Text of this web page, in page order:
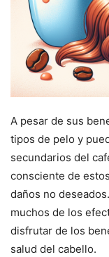
A pesar de sus
tipos de pelo y
secundarios del
consciente de
daños no
muchos de los
disfrutar de los
salud del cabello.